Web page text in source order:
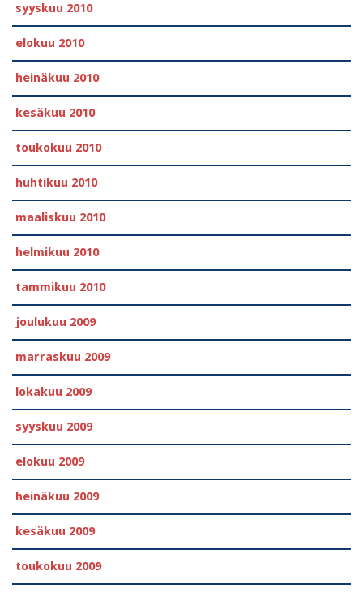
syyskuu 2010
elokuu 2010
heinäkuu 2010
kesäkuu 2010
toukokuu 2010
huhtikuu 2010
maaliskuu 2010
helmikuu 2010
tammikuu 2010
joulukuu 2009
marraskuu 2009
lokakuu 2009
syyskuu 2009
elokuu 2009
heinäkuu 2009
kesäkuu 2009
toukokuu 2009